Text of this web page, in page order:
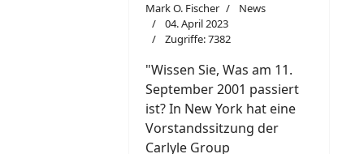
Mark O. Fischer
News
04. April 2023
Zugriffe: 7382
"Wissen Sie, Was am 11.
September 2001 passiert
ist? In New York hat eine
Vorstandssitzung der
Carlyle Group